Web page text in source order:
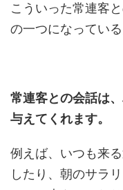
こういった常連客
の一つになっている
常連客との会話は
与えてくれます。
例えば、いつも来
したり、朝のサラ